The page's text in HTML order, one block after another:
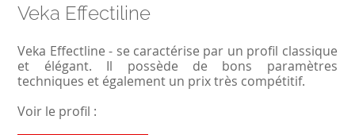
Veka Effectiline
Veka Effectline - se caractérise par un profil classique
et élégant. Il possède de bons paramètres
techniques et également un prix très compétitif.
Voir le profil :